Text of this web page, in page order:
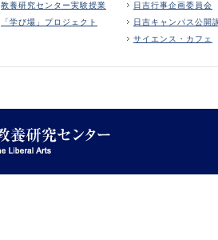
教養研究センター実験授業
「学び場」プロジェクト
日吉行事企画委員会
日吉キャンパス公開
サイエンス・カフェ